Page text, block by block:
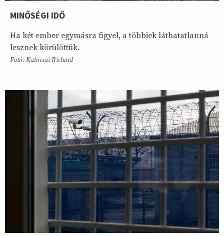
MINŐSÉGI IDŐ
Ha két ember egymásra figyel, a többiek láthatatlanná
lesznek körülöttük.
Fotó: Kalocsai Richard